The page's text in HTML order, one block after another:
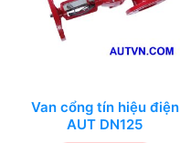
Van cổng tín hiệu điện
AUT DN125